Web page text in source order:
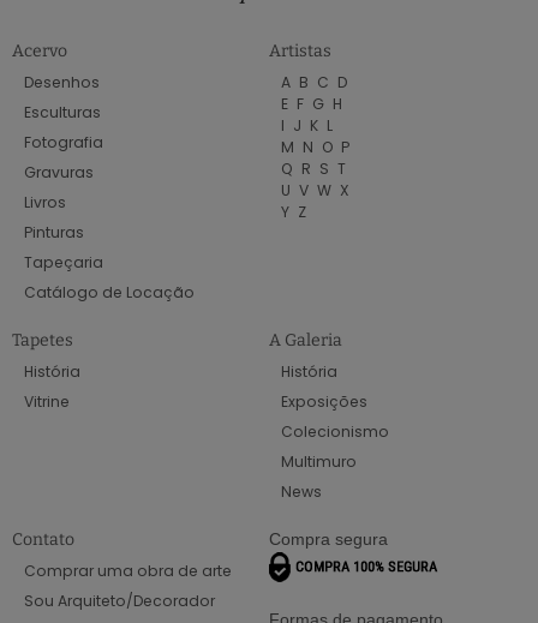
Acervo
Desenhos
Esculturas
Fotografia
Gravuras
Livros
Pinturas
Tapeçaria
Catálogo de Locação
Artistas
A B C D
E F G H
I J K L
M N O P
Q R S T
U V W X
Y Z
Tapetes
História
Vitrine
A Galeria
História
Exposições
Colecionismo
Multimuro
News
Contato
Comprar uma obra de arte
Sou Arquiteto/Decorador
Compra segura
Formas de pagamento